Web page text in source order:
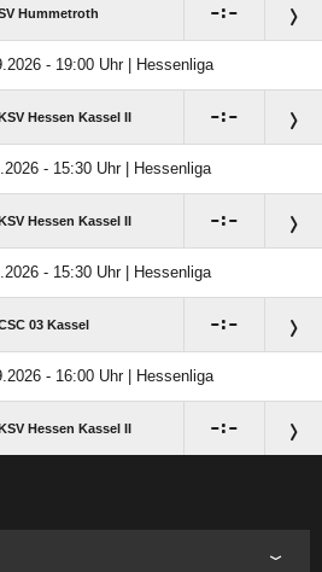
Hummetroth :
- 19:00 Uhr | Hessenliga
KSV Hessen Kassel II :
- 15:30 Uhr | Hessenliga
KSV Hessen Kassel II :
- 15:30 Uhr | Hessenliga
03 Kassel :
- 16:00 Uhr | Hessenliga
KSV Hessen Kassel II :